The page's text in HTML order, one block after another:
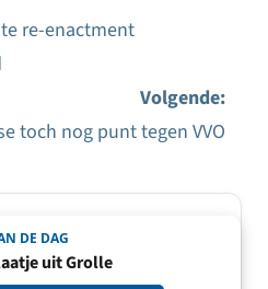
re-enactment
Volgende:
toch nog punt tegen VVO
DE DAG
uit Grolle